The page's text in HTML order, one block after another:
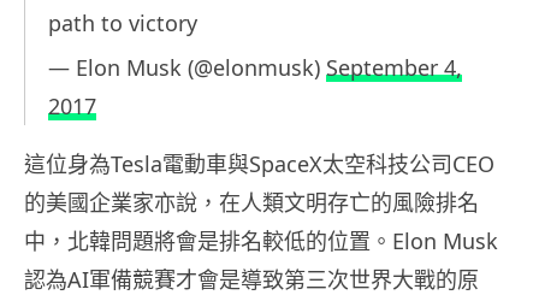
path to victory
— Elon Musk (@elonmusk) September 4,
2017
這位身為Tesla電動車與SpaceX太空科技公司CEO
的美國企業家亦說，在人類文明存亡的風險排名
中，北韓問題將會是排名較低的位置。Elon Musk
認為AI軍備競賽才會是導致第三次世界大戰的原